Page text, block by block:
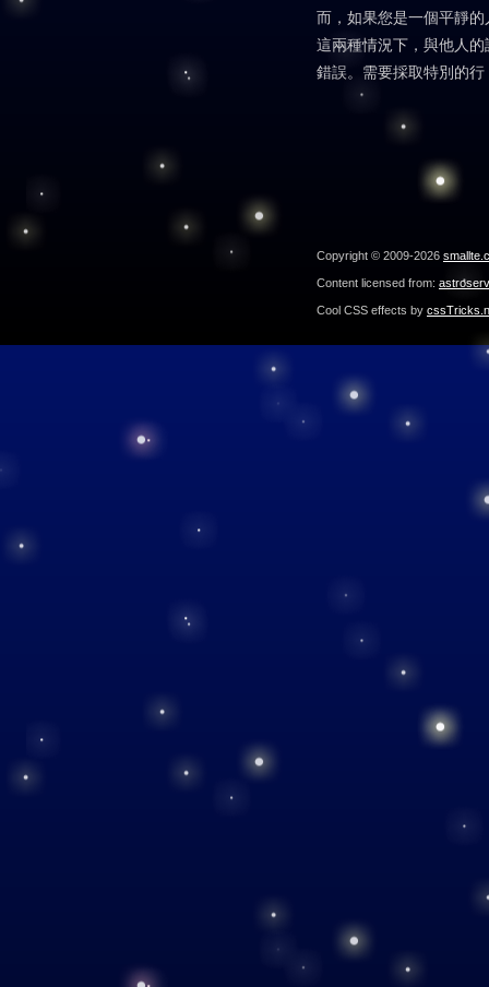
而，如果您是一個平靜
這兩種情況下，與他人
錯誤。需要採取特別的
Copyright © 2009-2026
Content licensed from:
Cool CSS effects by